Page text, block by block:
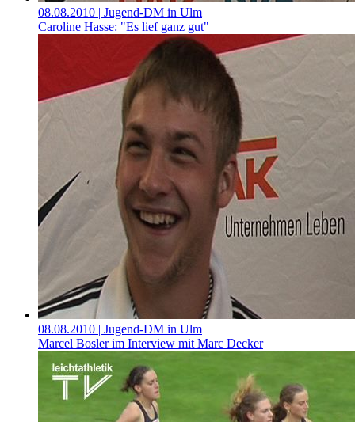
08.08.2010 | Jugend-DM in Ulm
Caroline Hasse: "Es lief ganz gut"
08.08.2010 | Jugend-DM in Ulm
Marcel Bosler im Interview mit Marc Decker